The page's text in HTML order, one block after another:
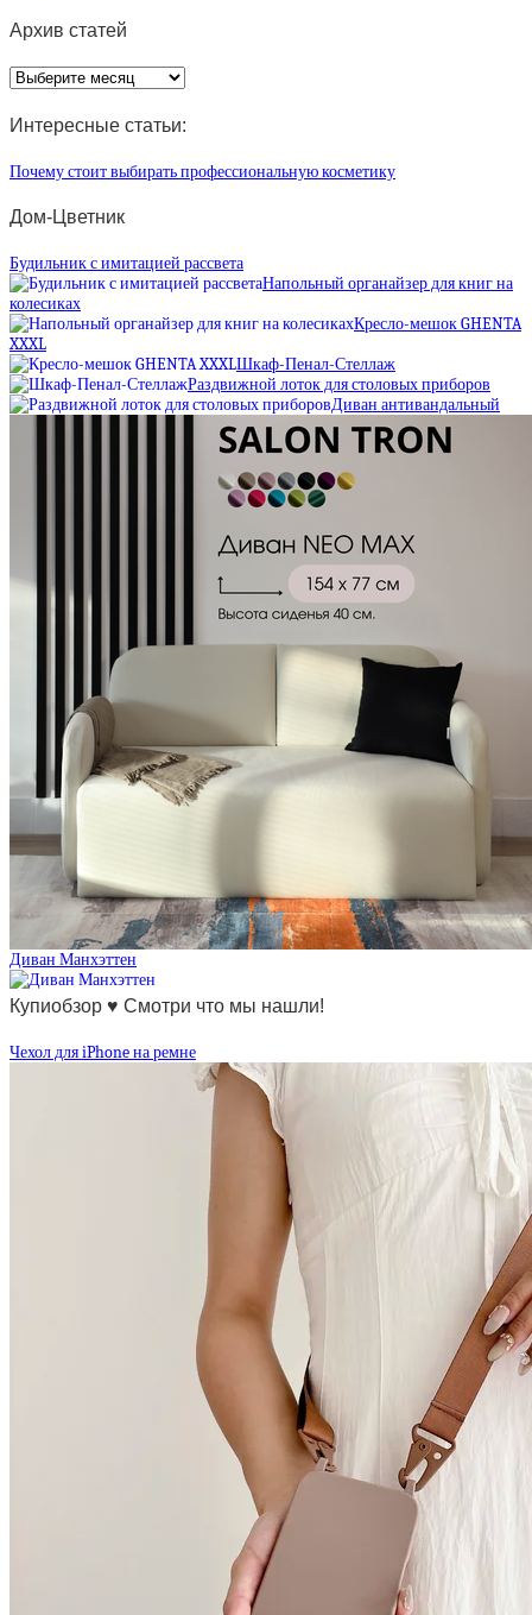
Архив статей
Архив
статей
Интересные статьи:
Почему стоит выбирать профессиональную косметику
Дом-Цветник
Будильник с имитацией рассвета
Напольный органайзер для книг на
колесиках
Кресло-мешок GHENTA
XXXL
Шкаф-Пенал-Стеллаж
Раздвижной лоток для столовых приборов
Диван антивандальный
Диван Манхэттен
Купиобзор ♥ Смотри что мы нашли!
Чехол для iPhone на ремне